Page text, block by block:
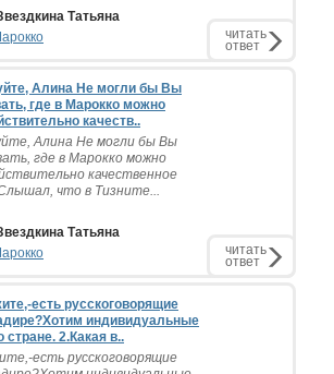
Татьяна
читать
ответ
Алина Не могли бы Вы
где в Марокко можно
качеств..
Алина Не могли бы Вы
где в Марокко можно
качественное
что в Тизните...
Татьяна
читать
ответ
есть русскоговорящие
индивидуальные
стране. 2.Какая в..
есть русскоговорящие